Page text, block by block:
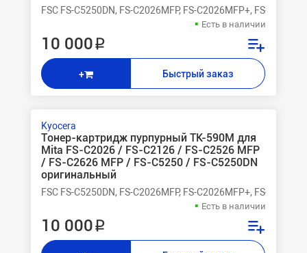
FSC FS-C5250DN, FS-C2026MFP, FS-C2026MFP+, FS-
Есть в наличии
10 000 ₽
+ Быстрый заказ
Kyocera
Тонер-картридж пурпурный TK-590M для
Mita FS-C2026 / FS-C2126 / FS-C2526 MFP
/ FS-C2626 MFP / FS-C5250 / FS-C5250DN
оригинальный
FSC FS-C5250DN, FS-C2026MFP, FS-C2026MFP+, FS-
Есть в наличии
10 000 ₽